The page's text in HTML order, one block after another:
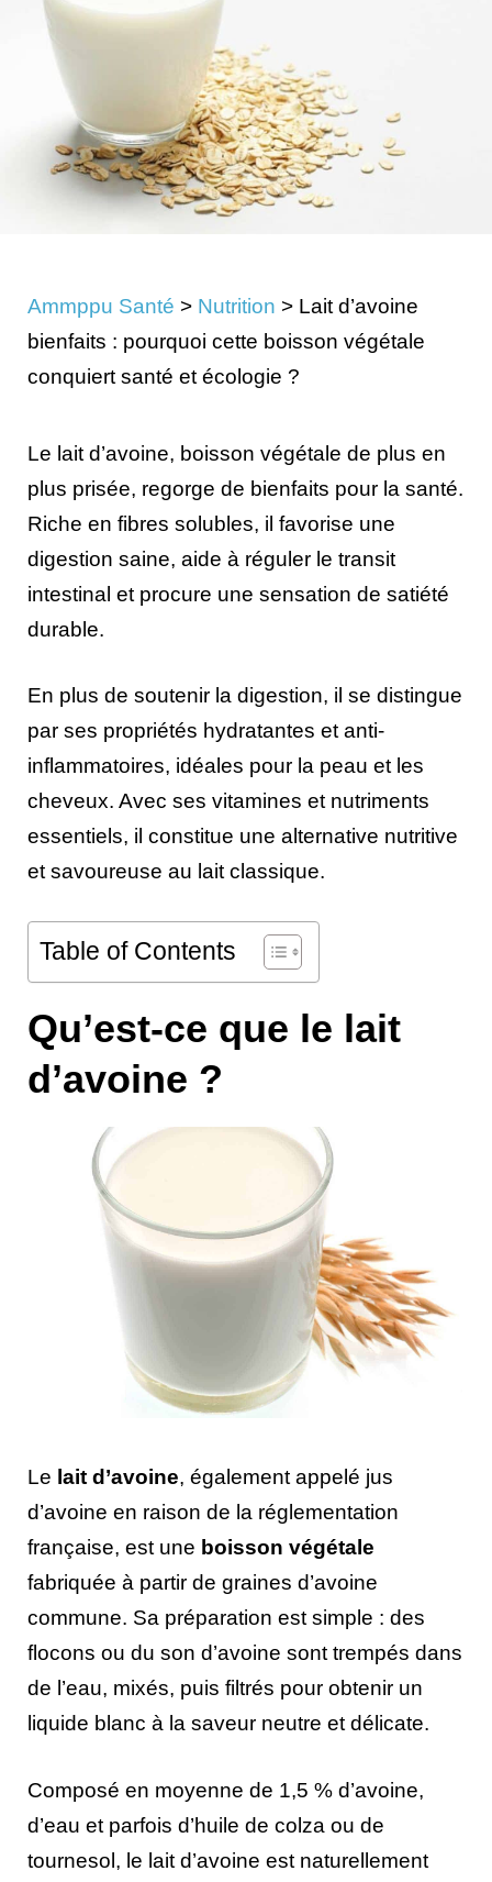
Ammppu Santé > Nutrition > Lait d’avoine
bienfaits : pourquoi cette boisson végétale
conquiert santé et écologie ?
Le lait d’avoine, boisson végétale de plus en
plus prisée, regorge de bienfaits pour la santé.
Riche en fibres solubles, il favorise une
digestion saine, aide à réguler le transit
intestinal et procure une sensation de satiété
durable.
En plus de soutenir la digestion, il se distingue
par ses propriétés hydratantes et anti-
inflammatoires, idéales pour la peau et les
cheveux. Avec ses vitamines et nutriments
essentiels, il constitue une alternative nutritive
et savoureuse au lait classique.
Table of Contents
Qu’est-ce que le lait
d’avoine ?
Le lait d’avoine, également appelé jus
d’avoine en raison de la réglementation
française, est une boisson végétale
fabriquée à partir de graines d’avoine
commune. Sa préparation est simple : des
flocons ou du son d’avoine sont trempés dans
de l’eau, mixés, puis filtrés pour obtenir un
liquide blanc à la saveur neutre et délicate.
Composé en moyenne de 1,5 % d’avoine,
d’eau et parfois d’huile de colza ou de
tournesol, le lait d’avoine est naturellement